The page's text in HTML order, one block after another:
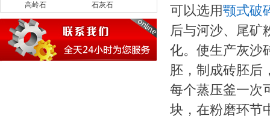
高岭石 石灰石
可以选用颚式破
后与河沙、尾矿
化。使生产灰沙
胚，制成砖胚后
每个蒸压釜一次
块，在粉磨环节